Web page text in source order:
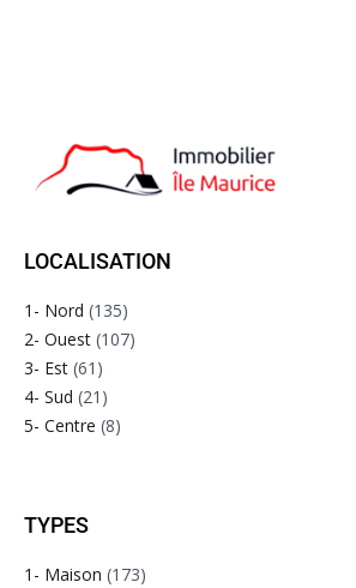
LOCALISATION
1- Nord (135)
2- Ouest (107)
3- Est (61)
4- Sud (21)
5- Centre (8)
TYPES
1- Maison (173)